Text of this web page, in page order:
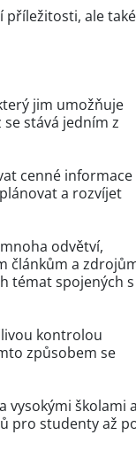
příležitosti, ale také
jim umožňuje
stává jedním z
cenné informace
a rozvíjet
odvětví,
článkům a
témat spojených s
kontrolou
způsobem se
vysokými školami a
pro studenty až